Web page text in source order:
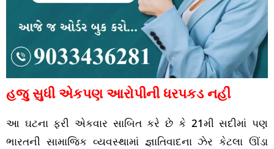
હજુ સુધી એકપણ આરોપીની ધરપકડ નહીં
આ ઘટના ફરી એકવાર સાબિત કરે છે કે 21મી સદીમાં પણ
ભારતની સામાજિક વ્યવસ્થામાં જ્ઞાતિવાદના ઝેર કેટલા ઊંડા